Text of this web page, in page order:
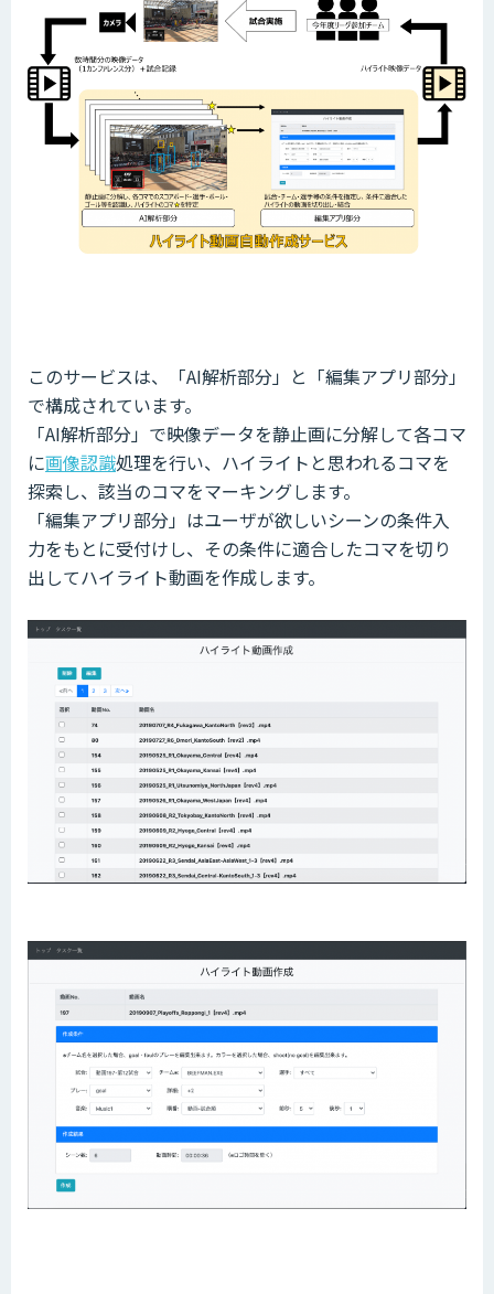
このサービスは、「AI解析部分」と「編集アプリ部分」
で構成されています。
「AI解析部分」で映像データを静止画に分解して各コマ
に画像認識処理を行い、ハイライトと思われるコマを
探索し、該当のコマをマーキングします。
「編集アプリ部分」はユーザが欲しいシーンの条件入
力をもとに受付けし、その条件に適合したコマを切り
出してハイライト動画を作成します。